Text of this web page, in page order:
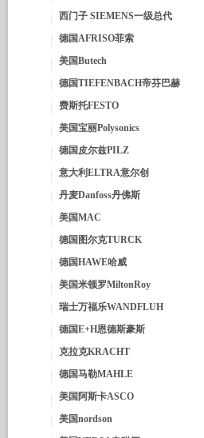
西门子 SIEMENS一级总代
德国AFRISO菲索
美国Butech
德国TIEFENBACH帝芬巴赫
费斯托FESTO
美国宝丽Polysonics
德国皮尔兹PILZ
意大利ELTRA意尔创
丹麦Danfoss丹佛斯
美国MAC
德国图尔克TURCK
德国HAWE哈威
美国米顿罗MiltonRoy
瑞士万福乐WANDFLUH
德国E+H恩德斯豪斯
克拉克KRACHT
德国马勒MAHLE
美国阿斯卡ASCO
美国nordson